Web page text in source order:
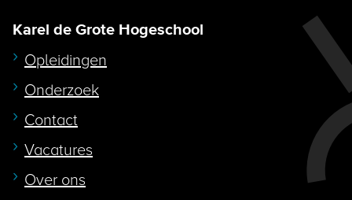
Karel de Grote Hogeschool
Opleidingen
Onderzoek
Contact
Vacatures
Over ons